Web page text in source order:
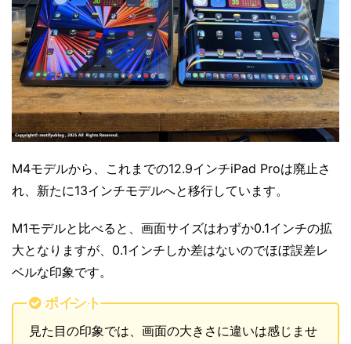
M4モデルから、これまでの12.9インチiPad Proは廃止さ
れ、新たに13インチモデルへと移行しています。
M1モデルと比べると、画面サイズはわずか0.1インチの拡
大となりますが、0.1インチしか差はないのでほぼ誤差レ
ベルな印象です。
ポイント
見た目の印象では、画面の大きさに違いは感じませ